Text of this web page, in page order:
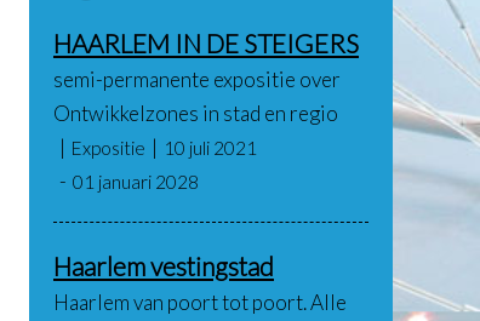
HAARLEM IN DE STEIGERS
semi-permanente expositie over
Ontwikkelzones in stad en regio
Expositie
10 juli 2021
01 januari 2028
Haarlem vestingstad
Haarlem van poort tot poort. Alle